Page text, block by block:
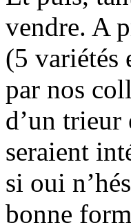
vendre. A
(5 variétés
par nos
d’un trieur
seraient
si oui
bonne